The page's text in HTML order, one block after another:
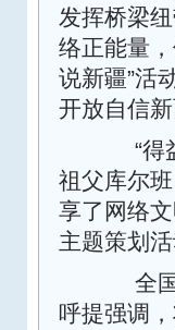
发挥桥梁
络正能量
说新疆”活
开放自信新
“得益
祖父库尔班
享了网络
主题策划
全国
呼提强调